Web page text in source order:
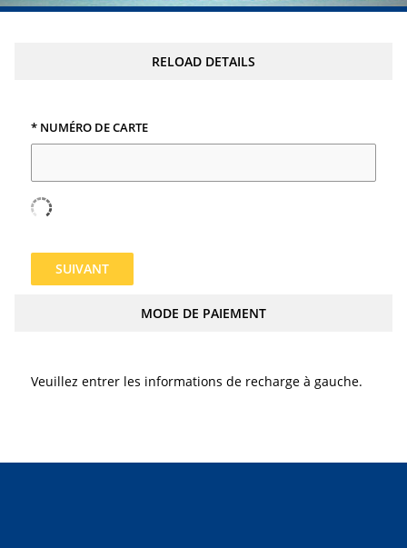
RELOAD DETAILS
* NUMÉRO DE CARTE
SUIVANT
MODE DE PAIEMENT
Veuillez entrer les informations de recharge à gauche.